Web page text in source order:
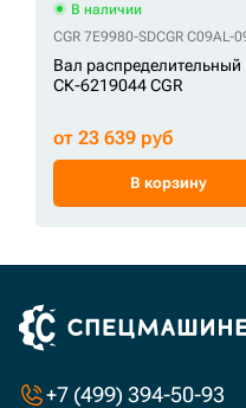
В наличии
CGR 7E9980-SDCGR C09AL-
Вал распределительный
СК-6219044 CGR
от 23 639 руб
В корзину
+7 (499) 394-50-93